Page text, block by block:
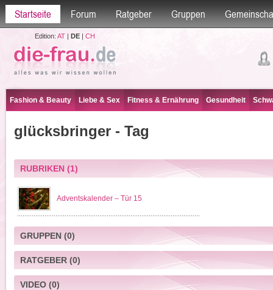
Startseite Forum Ratgeber Gruppen
Edition: AT| DE| CH
Fashion & Beauty Liebe & Sex Fitness & Ernährung Gesundheit
glücksbringer - Tag
RUBRIKEN(1)
Adventskalender – Tür 15
GRUPPEN(0)
RATGEBER(0)
VIDEO(0)